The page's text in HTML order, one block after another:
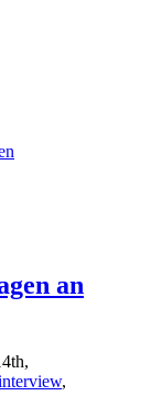
an
,